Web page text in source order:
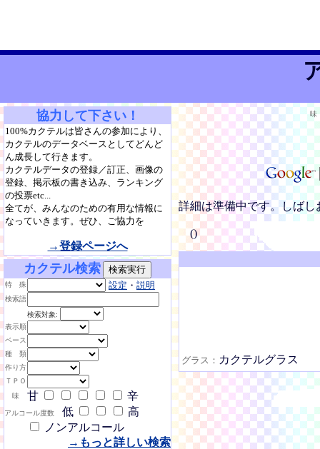
協力して下さい！
100%カクテルは皆さんの参加により、
カクテルのデータベースとしてどんど
ん成長して行きます。
カクテルデータの登録／訂正、画像の
登録、掲示板の書き込み、ランキング
の投票etc...
全てが、みんなのための有用な情報に
なっていきます。ぜひ、ご協力を
→登録ページへ
カクテル検索
特 殊 設定 ・ 説明
検索語
検索対象:
表示順
ベース
種 類
作り方
ＴＰＯ
味
甘 辛
アルコール度数 低
高
ノンアルコール
→もっと詳しい検索
味
詳細は準備中です。しばし
()
グラス： カクテルグラス